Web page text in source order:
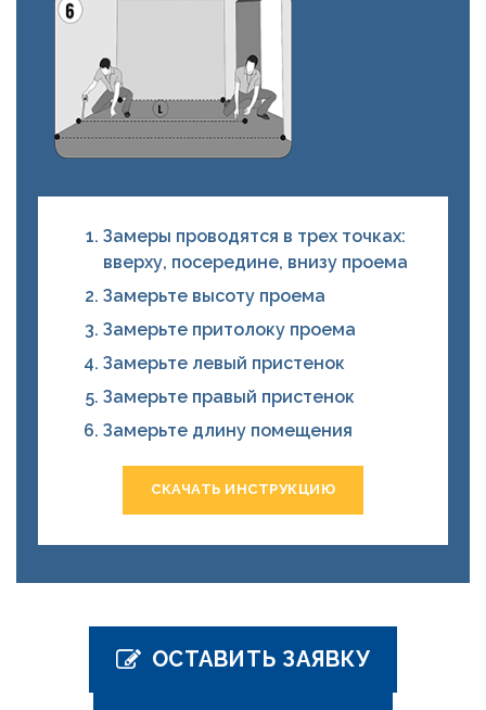
Замеры проводятся в трех точках:
вверху, посередине, внизу проема
Замерьте высоту проема
Замерьте притолоку проема
Замерьте левый пристенок
Замерьте правый пристенок
Замерьте длину помещения
СКАЧАТЬ ИНСТРУКЦИЮ
ОСТАВИТЬ ЗАЯВКУ